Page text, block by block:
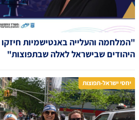
"המלחמה והעלייה באנטישמיות
היהודים שבישראל לאלה שבתפוצות"
יחסי ישראל-תפוצות